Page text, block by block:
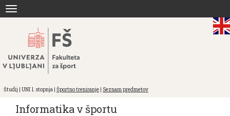
navigation
Študij | UNI 1. stopnja | Športno treniranje | Seznam predmetov
Informatika v športu